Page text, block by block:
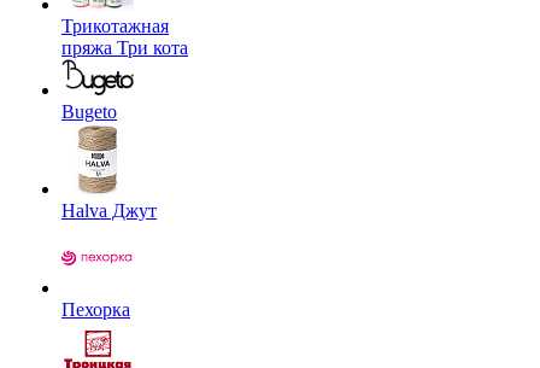
Трикотажная
пряжа Три кота
Bugeto
Halva Джут
Пехорка